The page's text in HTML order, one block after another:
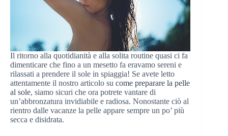
Il ritorno alla quotidianità e alla solita routine quasi ci fa
dimenticare che fino a un mesetto fa eravamo sereni e
rilassati a prendere il sole in spiaggia! Se avete letto
attentamente il nostro articolo su come preparare la pelle
al sole, siamo sicuri che ora potrete vantare di
un’abbronzatura invidiabile e radiosa. Nonostante ciò al
rientro dalle vacanze la pelle appare sempre un po’ più
secca e disidrata.